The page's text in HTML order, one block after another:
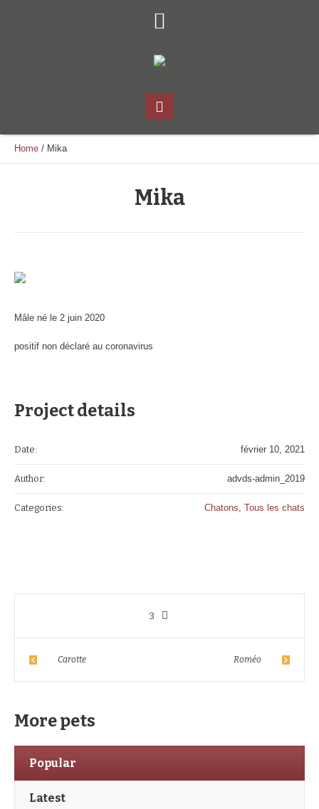
Home / Mika
Mika
Mâle né le 2 juin 2020
positif non déclaré au coronavirus
Project details
Date: février 10, 2021
Author: advds-admin_2019
Categories: Chatons, Tous les chats
3
Carotte Roméo
More pets
Popular
Latest